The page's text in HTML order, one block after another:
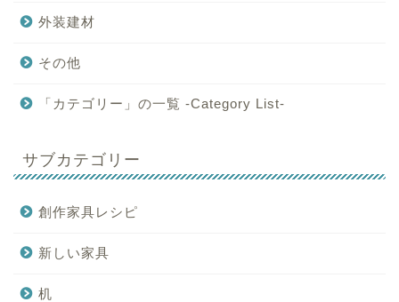
外装建材
その他
「カテゴリー」の一覧 -Category List-
サブカテゴリー
創作家具レシピ
新しい家具
机